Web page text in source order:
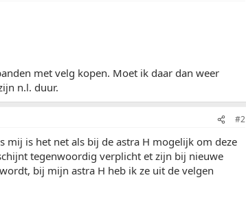
met velg kopen. Moet ik daar dan weer
n.l. duur.
#2
is het net als bij de astra H mogelijk om deze
tegenwoordig verplicht et zijn bij nieuwe
bij mijn astra H heb ik ze uit de velgen